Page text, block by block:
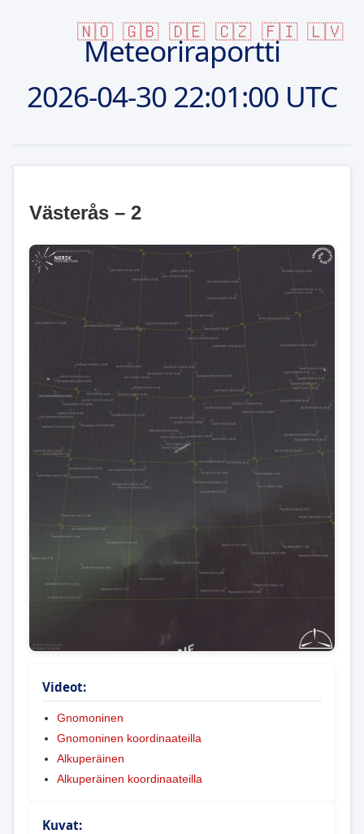
🇳🇴 🇬🇧 🇩🇪 🇨🇿 🇫🇮 🇱🇻
Meteoriraportti
2026-04-3022:01:00 UTC
Västerås – 2
Videot:
Gnomoninen
Gnomoninen koordinaateilla
Alkuperäinen
Alkuperäinen koordinaateilla
Kuvat: